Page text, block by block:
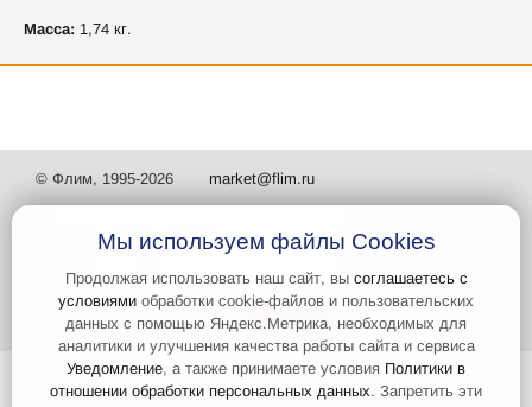
Масса: 1,74 кг.
© Флим, 1995-2026 market@flim.ru
Задать вопрос Контакты
Интернет-сайт носит информационный характер и не является
публичной офертой, которая определяется положениями статьи 437
Мы используем файлы Cookies
Продолжая использовать наш сайт, вы соглашаетесь с
условиями обработки cookie-файлов и пользовательских
данных с помощью Яндекс.Метрика, необходимых для
аналитики и улучшения качества работы сайта и сервиса
Уведомление, а также принимаете условия Политики в
отношении обработки персональных данных. Запретить эти